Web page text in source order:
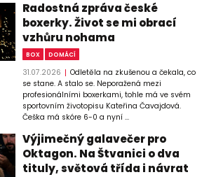
Radostná zpráva české
boxerky. Život se mi obrací
vzhůru nohama
BOX DOMÁCÍ
31.07.2026
Odletěla na zkušenou a čekala, co
se stane. A stalo se. Neporažená mezi
profesionálními boxerkami, tohle má ve svém
sportovním životopisu Kateřina Čavajdová.
Češka má skóre 6-0 a nyní ...
Výjimečný galavečer pro
Oktagon. Na Štvanici o dva
tituly, světová třída i návrat